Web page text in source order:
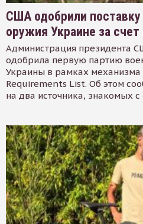
США одобрили поставку
оружия Украине за
Администрация президента
одобрила первую партию
Украины в рамках
Requirements List. Об этом
на два источника, знакомых с